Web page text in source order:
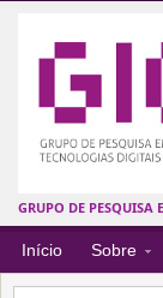
GRUPO DE PESQUISA
Início Sobre